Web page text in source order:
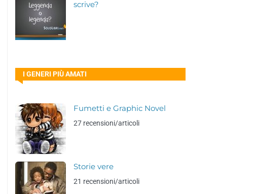
scrive?
I GENERI PIÙ AMATI
Fumetti e Graphic Novel
27 recensioni/articoli
Storie vere
21 recensioni/articoli